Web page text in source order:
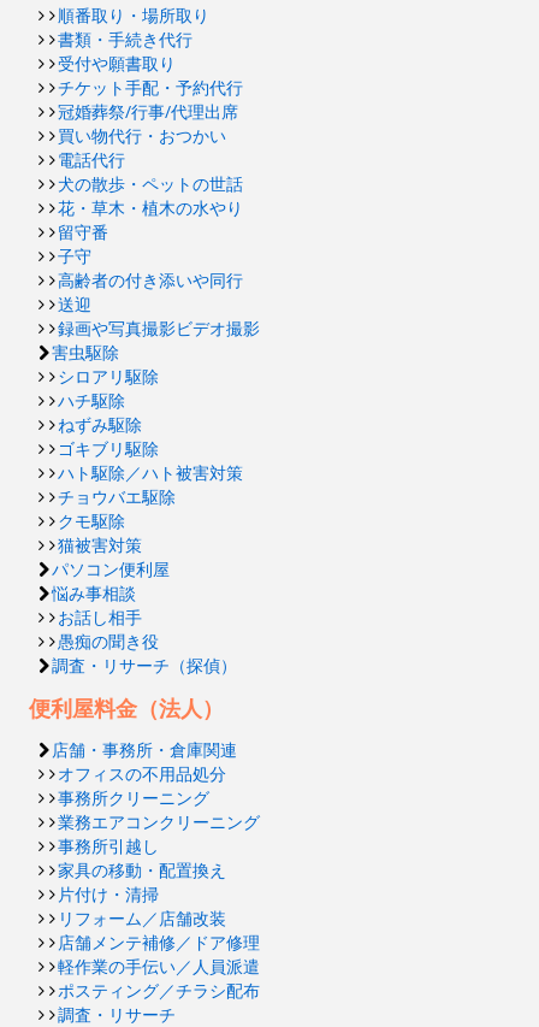
順番取り・場所取り
書類・手続き代行
受付や願書取り
チケット手配・予約代行
冠婚葬祭/行事/代理出席
買い物代行・おつかい
電話代行
犬の散歩・ペットの世話
花・草木・植木の水やり
留守番
子守
高齢者の付き添いや同行
送迎
録画や写真撮影ビデオ撮影
害虫駆除
シロアリ駆除
ハチ駆除
ねずみ駆除
ゴキブリ駆除
ハト駆除／ハト被害対策
チョウバエ駆除
クモ駆除
猫被害対策
パソコン便利屋
悩み事相談
お話し相手
愚痴の聞き役
調査・リサーチ（探偵）
便利屋料金（法人）
店舗・事務所・倉庫関連
オフィスの不用品処分
事務所クリーニング
業務エアコンクリーニング
事務所引越し
家具の移動・配置換え
片付け・清掃
リフォーム／店舗改装
店舗メンテ補修／ドア修理
軽作業の手伝い／人員派遣
ポスティング／チラシ配布
調査・リサーチ